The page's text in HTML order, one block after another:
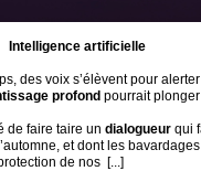
Intelligence artificielle
des voix s’élèvent pour alerter
profond pourrait
de faire taire un dialogueurqui
et dont les
de nos [...]